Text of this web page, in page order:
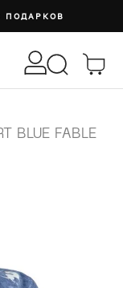
ПОДАРКОВ
BLUE FABLE